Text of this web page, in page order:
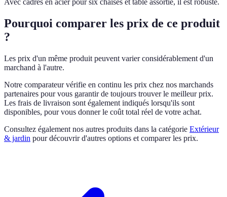
Avec cadres en acier pour six chaises et table assortie, il est robuste.
Pourquoi comparer les prix de ce produit
?
Les prix d'un même produit peuvent varier considérablement d'un
marchand à l'autre.
Notre comparateur vérifie en continu les prix chez nos marchands
partenaires pour vous garantir de toujours trouver le meilleur prix.
Les frais de livraison sont également indiqués lorsqu'ils sont
disponibles, pour vous donner le coût total réel de votre achat.
Consultez également nos autres produits dans la catégorie Extérieur
& jardin pour découvrir d'autres options et comparer les prix.